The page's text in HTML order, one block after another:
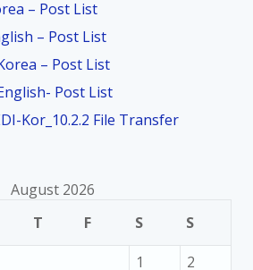
– Post List
– Post List
– Post List
Post List
Kor_10.2.2 File Transfer
August 2026
T F S S
1
2